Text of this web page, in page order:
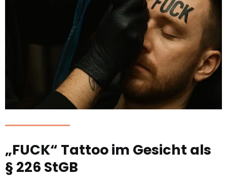
„FUCK“ Tattoo im Gesicht als
§ 226 StGB